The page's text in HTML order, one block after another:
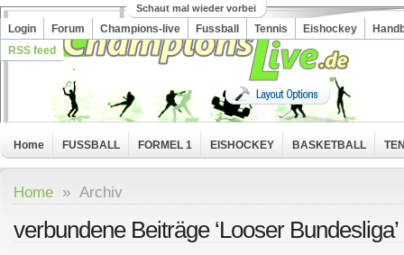
Schaut mal wieder vorbei
Login Forum Champions-live Fussball Tennis Eishockey
RSS feed
Home FUSSBALL FORMEL 1 EISHOCKEY BASKETBALL
Home » Archiv
verbundene Beiträge ‘Looser Bundesliga’